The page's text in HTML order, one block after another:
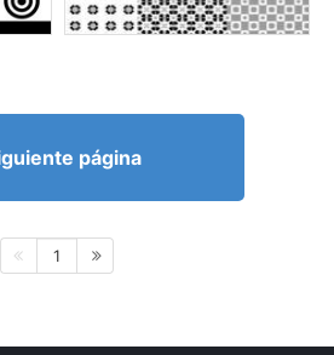
página
1